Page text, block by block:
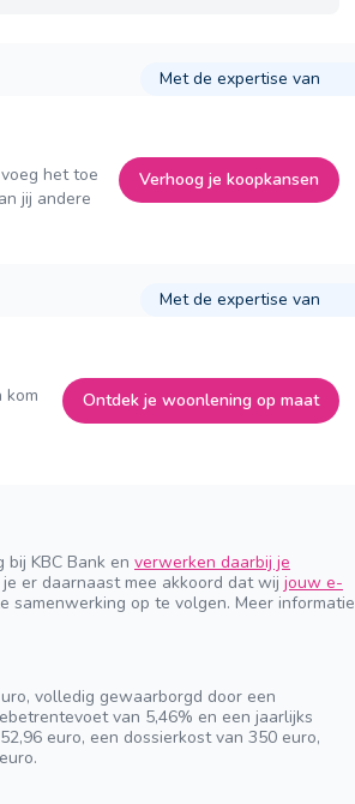
Met de expertise van
het toe
jij andere
Verhoog je koopkansen
Met de expertise van
kom
Ontdek je woonlening op maat
KBC Bank en verwerken daarbij je
er daarnaast mee akkoord dat wij jouw e-
samenwerking op te volgen. Meer informatie
volledig gewaarborgd door een
van 5,46% en een jaarlijks
euro, een dossierkost van 350 euro,